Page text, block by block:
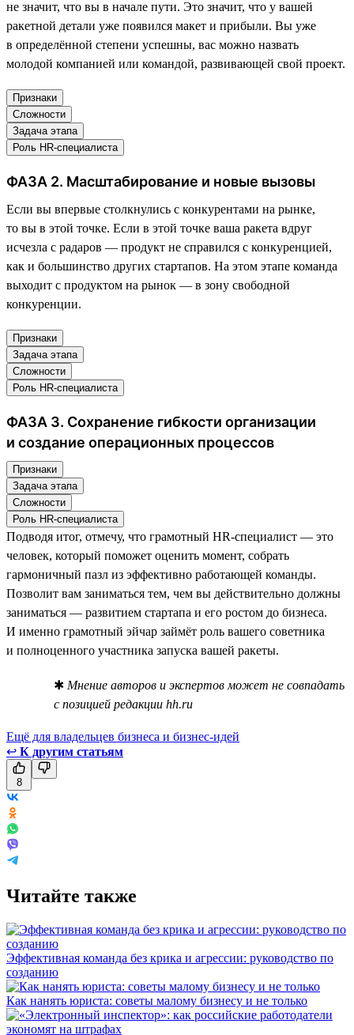
не значит, что вы в начале пути. Это значит, что у вашей
ракетной детали уже появился макет и прибыли. Вы уже
в определённой степени успешны, вас можно назвать
молодой компанией или командой, развивающей свой проект.
Признаки
Сложности
Задача этапа
Роль HR-специалиста
ФАЗА 2. Масштабирование и новые вызовы
Если вы впервые столкнулись с конкурентами на рынке,
то вы в этой точке. Если в этой точке ваша ракета вдруг
исчезла с радаров — продукт не справился с конкуренцией,
как и большинство других стартапов. На этом этапе команда
выходит с продуктом на рынок — в зону свободной
конкуренции.
Признаки
Задача этапа
Сложности
Роль HR-специалиста
ФАЗА 3. Сохранение гибкости организации
и создание операционных процессов
Признаки
Задача этапа
Сложности
Роль HR-специалиста
Подводя итог, отмечу, что грамотный HR-специалист — это
человек, который поможет оценить момент, собрать
гармоничный пазл из эффективно работающей команды.
Позволит вам заниматься тем, чем вы действительно должны
заниматься — развитием стартапа и его ростом до бизнеса.
И именно грамотный эйчар займёт роль вашего советника
и полноценного участника запуска вашей ракеты.
✱ Мнение авторов и экспертов может не совпадать
с позицией редакции hh.ru
Ещё для владельцев бизнеса и бизнес-идей
↩ К другим статьям
8
Читайте также
Эффективная команда без крика и агрессии: руководство по
созданию
Как нанять юриста: советы малому бизнесу и не только